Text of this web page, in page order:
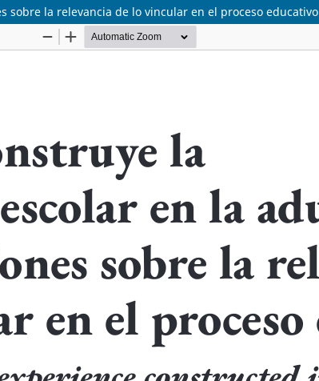
sobre la relevancia de lo vincular en el proceso educativo